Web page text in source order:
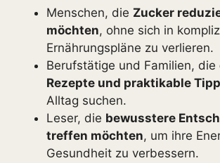
Menschen, die Zucker
möchten, ohne sich in
Ernährungspläne zu verlieren.
Berufstätige und Familien, die
Rezepte und praktikable
Alltag suchen.
Leser, die bewusstere
treffen möchten, um ihre
Gesundheit zu verbessern.